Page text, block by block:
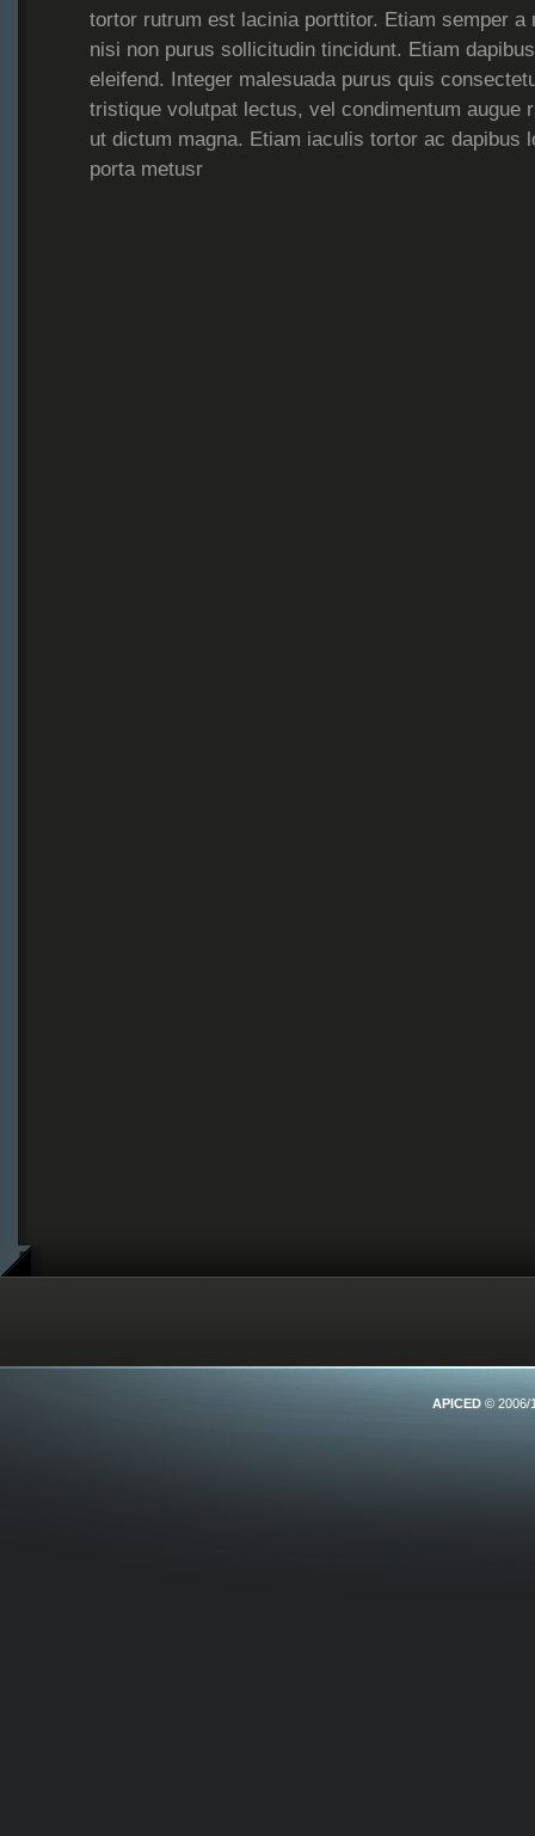
tortor rutrum est lacinia porttitor. Etiam semper a
nisi non purus sollicitudin tincidunt. Etiam
eleifend. Integer malesuada purus quis
tristique volutpat lectus, vel condimentum augue
ut dictum magna. Etiam iaculis tortor ac dapibus
porta metusr
APICED © 2006/